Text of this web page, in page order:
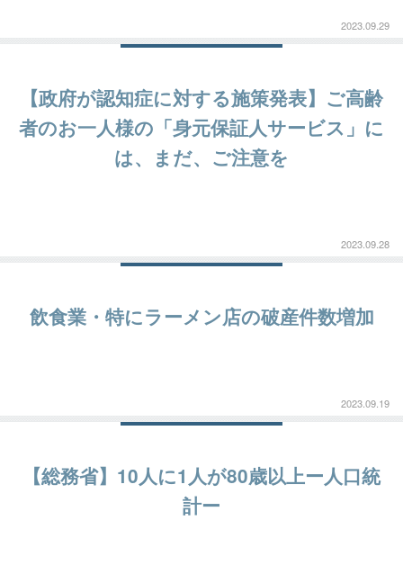
2023.09.29
【政府が認知症に対する施策発表】ご高齢
者のお一人様の「身元保証人サービス」に
は、まだ、ご注意を
2023.09.28
飲食業・特にラーメン店の破産件数増加
2023.09.19
【総務省】10人に1人が80歳以上ー人口統
計ー